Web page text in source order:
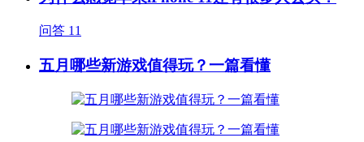
问答 11
五月哪些新游戏值得玩？一篇看懂